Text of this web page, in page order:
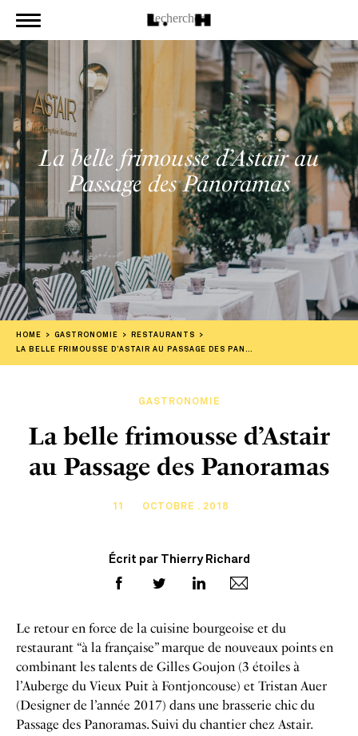
La belle frimousse d’Astair au
Passage des Panoramas
HOME GASTRONOMIE
RESTAURANTS
LA BELLE FRIMOUSSE D’ASTAIR AU PASSAGE DES PANORAMAS
GASTRONOMIE
La belle frimousse d’Astair
au Passage des Panoramas
11 OCTOBRE . 2018
Écrit par Thierry Richard
Le retour en force de la cuisine bourgeoise et du
restaurant “à la française” marque de nouveaux points en
combinant les talents de Gilles Goujon (3 étoiles à
l’Auberge du Vieux Puit à Fontjoncouse) et Tristan Auer
(Designer de l’année 2017) dans une brasserie chic du
Passage des Panoramas. Suivi du chantier chez Astair.